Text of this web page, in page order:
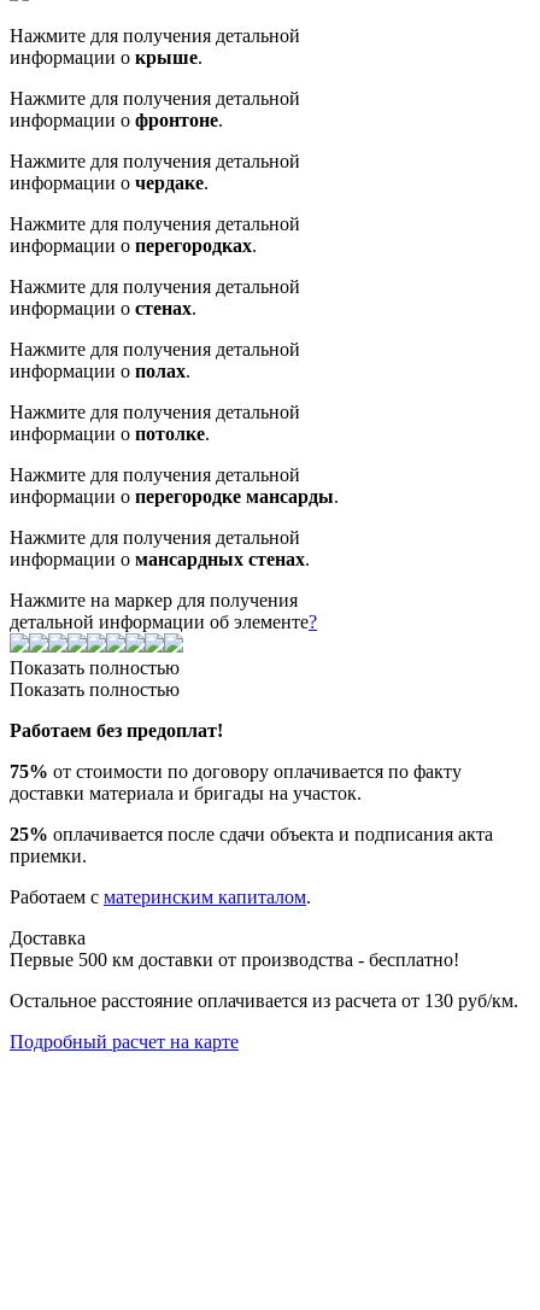
Нажмите для получения детальной
информации о крыше.
Нажмите для получения детальной
информации о фронтоне.
Нажмите для получения детальной
информации о чердаке.
Нажмите для получения детальной
информации о перегородках.
Нажмите для получения детальной
информации о стенах.
Нажмите для получения детальной
информации о полах.
Нажмите для получения детальной
информации о потолке.
Нажмите для получения детальной
информации о перегородке мансарды.
Нажмите для получения детальной
информации о мансардных стенах.
Нажмите на маркер для получения
детальной информации об элементе?
Показать полностью
Показать полностью
Работаем без предоплат!
75% от стоимости по договору оплачивается по факту
доставки материала и бригады на участок.
25% оплачивается после сдачи объекта и подписания акта
приемки.
Работаем с материнским капиталом.
Доставка
Первые 500 км доставки от производства - бесплатно!
Остальное расстояние оплачивается из расчета от 130 руб/км.
Подробный расчет на карте